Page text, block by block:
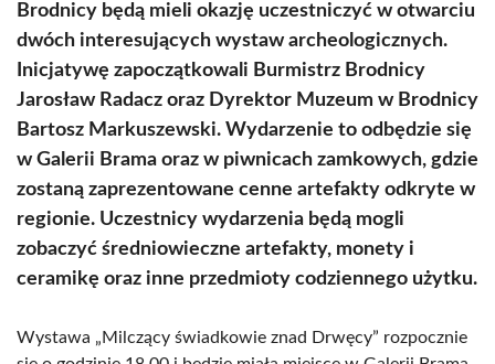
Brodnicy będą mieli okazję uczestniczyć w otwarciu
dwóch interesujących wystaw archeologicznych.
Inicjatywę zapoczątkowali Burmistrz Brodnicy
Jarosław Radacz oraz Dyrektor Muzeum w Brodnicy
Bartosz Markuszewski. Wydarzenie to odbędzie się
w Galerii Brama oraz w piwnicach zamkowych, gdzie
zostaną zaprezentowane cenne artefakty odkryte w
regionie. Uczestnicy wydarzenia będą mogli
zobaczyć średniowieczne artefakty, monety i
ceramikę oraz inne przedmioty codziennego użytku.
Wystawa „Milczący świadkowie znad Drwęcy” rozpocznie